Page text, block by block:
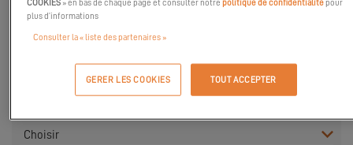
COOKIES » en bas de chaque page et consulter notrepolitique de confidentialitépour
plus d’informations
Consulter la « liste des partenaires »
GERER LES COOKIES TOUT ACCEPTER